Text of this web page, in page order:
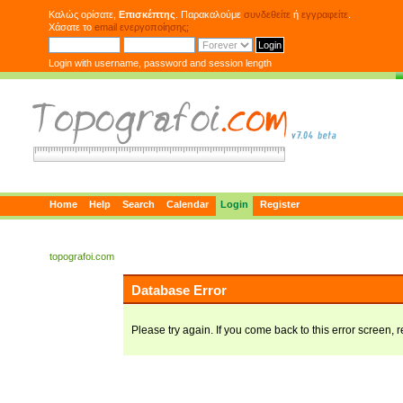
Καλώς ορίσατε, Επισκέπτης . Παρακαλούμε συνδεθείτε ή εγγραφείτε
Χάσατε το email ενεργοποίησης;
Login with username, password and session length
Home Help Search Calendar Login Register
topografoi.com
Database Error
Please try again. If you come back to this error screen,